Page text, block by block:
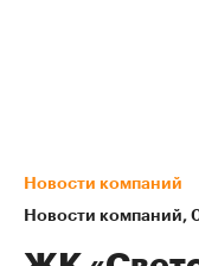
Новости компаний
Новости компаний⁠,